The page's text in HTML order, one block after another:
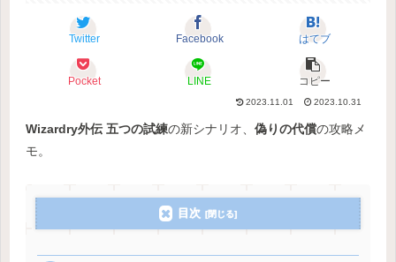
Twitter Facebook はてブ
Pocket LINE コピー
2023.11.01 2023.10.31
Wizardry外伝 五つの試練の新シナリオ、 偽りの代償の攻略メ
モ。
目次